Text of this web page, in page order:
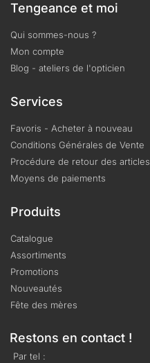
Tengeance et moi
Qui sommes-nous ?
Mon compte
Blog - ateliers de l'opticien
Services
Favoris - Acheter à nouveau
Conditions Générales de Vente
Procédure de retour des articles
Moyens de paiements
Produits
Catalogue
Assortiments
Promotions
Nouveautés
Fête des mères
Restons en contact !
Par tel :